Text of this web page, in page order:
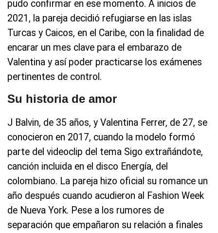
pudo confirmar en ese momento. A inicios de
2021, la pareja decidió refugiarse en las islas
Turcas y Caicos, en el Caribe, con la finalidad de
encarar un mes clave para el embarazo de
Valentina y así poder practicarse los exámenes
pertinentes de control.
Su historia de amor
J Balvin, de 35 años, y Valentina Ferrer, de 27, se
conocieron en 2017, cuando la modelo formó
parte del videoclip del tema Sigo extrañándote,
canción incluida en el disco Energía, del
colombiano. La pareja hizo oficial su romance un
año después cuando acudieron al Fashion Week
de Nueva York. Pese a los rumores de
separación que empañaron su relación a finales